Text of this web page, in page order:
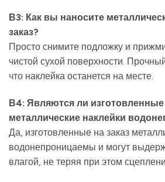
В3: Как вы наносите
заказ?
Просто снимите подложку и
чистой сухой поверхности.
что наклейка останется на месте.
В4: Являются ли изготовленные
металлические наклейки
Да, изготовленные на заказ
водонепроницаемы и могут
влагой, не теряя при этом